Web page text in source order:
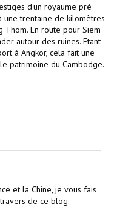
d'un royaume pré
une trentaine de kilomètres
En route pour Siem
autour des ruines. Etant
à Angkor, cela fait une
patrimoine du Cambodge.
et la Chine, je vous fais
de ce blog.